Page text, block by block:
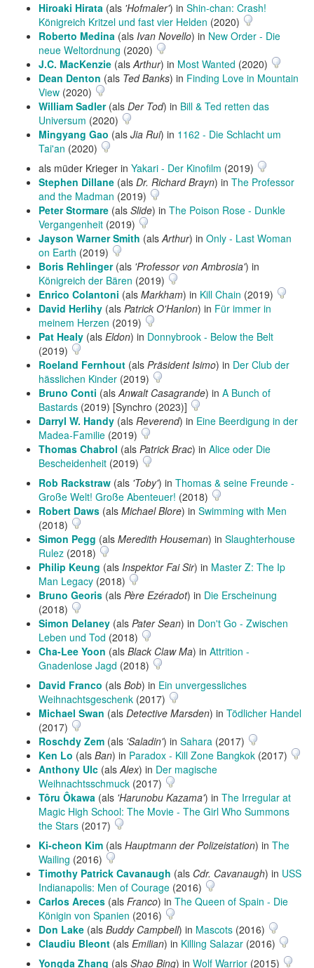
Hiroaki Hirata (als 'Hofmaler') in Shin-chan: Crash!
Königreich Kritzel und fast vier Helden (2020)
Roberto Medina (als Ivan Novello) in New Order - Die
neue Weltordnung (2020)
J.C. MacKenzie (alsArthur) in Most Wanted (2020)
Dean Denton (als Ted Banks) in Finding Love in Mountain
View (2020)
William Sadler(als Der Tod) in Bill & Ted retten das
Universum (2020)
Mingyang Gao (als Jia Rui) in 1162 - Die Schlacht um
Tai'an (2020)
als müder Krieger in Yakari - Der Kinofilm (2019)
Stephen Dillane (als Dr. Richard Brayn) in The Professor
and the Madman (2019)
Peter Stormare (als Slide) in The Poison Rose - Dunkle
Vergangenheit (2019)
Jayson Warner Smith (alsArthur) in Only - Last Woman
on Earth (2019)
Boris Rehlinger(als 'Professor von Ambrosia') in
Königreich der Bären (2019)
Enrico Colantoni (als Markham) in Kill Chain (2019)
David Herlihy (als Patrick O'Hanlon) in Für immer in
meinem Herzen (2019)
Pat Healy (als Eldon) in Donnybrook - Below the Belt
(2019)
Roeland Fernhout (als Präsident Isimo) in Der Club der
hässlichen Kinder (2019)
Bruno Conti (alsAnwalt Casagrande) in A Bunch of
Bastards (2019) [Synchro (2023)]
Darryl W. Handy (als Reverend) in Eine Beerdigung in der
Madea-Familie (2019)
Thomas Chabrol (als Patrick Brac) in Alice oder Die
Bescheidenheit (2019)
Rob Rackstraw (als 'Toby') in Thomas & seine Freunde -
Große Welt! Große Abenteuer! (2018)
Robert Daws (als Michael Blore) in Swimming with Men
(2018)
Simon Pegg (als Meredith Houseman) in Slaughterhouse
Rulez (2018)
Philip Keung (als Inspektor Fai Sir) in Master Z: The Ip
Man Legacy (2018)
Bruno Georis (als Père Ezéradot) in Die Erscheinung
(2018)
Simon Delaney (als Pater Sean) in Don't Go - Zwischen
Leben und Tod (2018)
Cha-Lee Yoon (als Black Claw Ma) in Attrition -
Gnadenlose Jagd (2018)
David Franco (als Bob) in Ein unvergessliches
Weihnachtsgeschenk (2017)
Michael Swan (als Detective Marsden) in Tödlicher Handel
(2017)
Roschdy Zem (als 'Saladin') in Sahara (2017)
Ken Lo (als Ban) in Paradox - Kill Zone Bangkok (2017)
Anthony Ulc (alsAlex) in Der magische
Weihnachtsschmuck (2017)
Tôru Ôkawa (als 'Harunobu Kazama') in The Irregular at
Magic High School: The Movie - The Girl Who Summons
the Stars (2017)
Ki-cheon Kim (als Hauptmann der Polizeistation) in The
Wailing (2016)
Timothy Patrick Cavanaugh (als Cdr. Cavanaugh) in USS
Indianapolis: Men of Courage (2016)
Carlos Areces (als Franco) in The Queen of Spain - Die
Königin von Spanien (2016)
Don Lake (als Buddy Campbell) in Mascots (2016)
Claudiu Bleont (als Emilian) in Killing Salazar (2016)
Yongda Zhang (als Shao Bing) in Wolf Warrior (2015)